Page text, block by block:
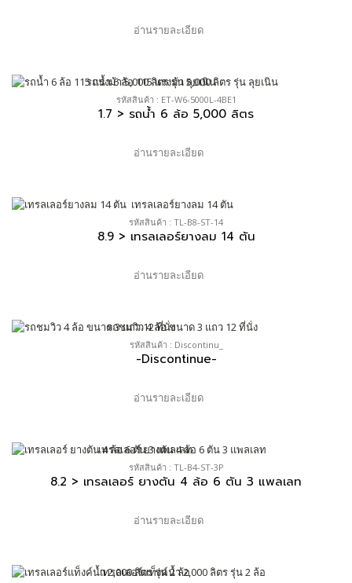
อ่านรายละเอียด
รหัสสินค้า : ET-W6-5000L-4BE1
1.7 > รถน้ำ 6 ล้อ 5,000 ลิตร
อ่านรายละเอียด
รหัสสินค้า : TL-B8-ST-14
8.9 > เทรลเลอร์ยางลม 14 ตัน
อ่านรายละเอียด
รหัสสินค้า : Discontinu_
-Discontinue-
อ่านรายละเอียด
รหัสสินค้า : TL-B4-ST-3P
8.2 > เทรลเลอร์ ยางตัน 4 ล้อ 6 ตัน 3 แพลเลท
อ่านรายละเอียด